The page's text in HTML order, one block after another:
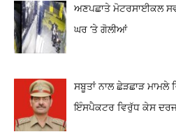
ਅਣਪਛਾਤੇ ਮੋਟਰਸਾਈਕਲ
ਘਰ ‘ਤੇ ਗੋਲੀਆਂ
ਸਬੂਤਾਂ ਨਾਲ ਛੇੜਛਾੜ
ਇੰਸਪੈਕਟਰ ਵਿਰੁੱਧ ਕੇਸ